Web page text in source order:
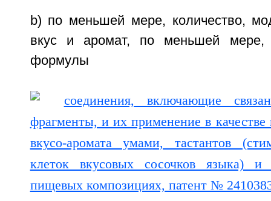
b) по меньшей мере, количество,
вкус и аромат, по меньшей мере,
формулы